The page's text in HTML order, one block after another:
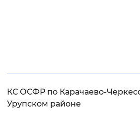
КС ОСФР по Карачаево-
Урупском районе